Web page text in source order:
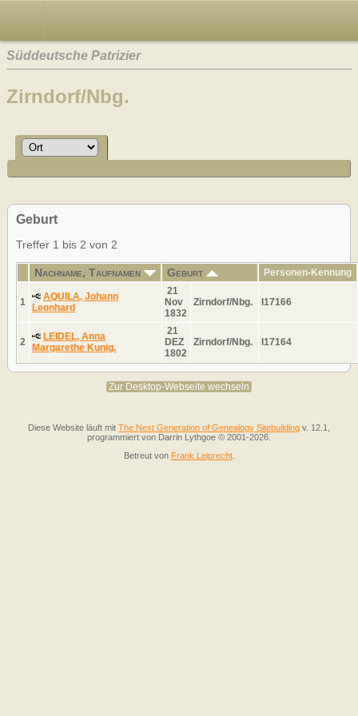
Süddeutsche Patrizier
Zirndorf/Nbg.
Geburt
Treffer 1 bis 2 von 2
Nachname, Taufnamen Geburt Personen-Kennung
1
AQUILA, Johann
Leonhard
21
Nov
1832
Zirndorf/Nbg. I17166
2
LEIDEL, Anna
Margarethe Kunig.
21
DEZ
1802
Zirndorf/Nbg. I17164
Zur Desktop-Webseite wechseln
Diese Website läuft mit The Next Generation of Genealogy Sitebuilding v. 12.1,
programmiert von Darrin Lythgoe © 2001-2026.
Betreut von Frank Leiprecht.